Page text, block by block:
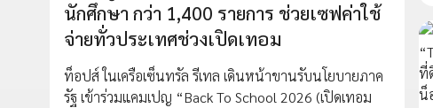
นักศึกษา กว่า 1,400 รายการ ช่วยเซฟค่าใช้
จ่ายทั่วประเทศช่วงเปิดเทอม
ท็อปส์ ในเครือเซ็นทรัล รีเทล เดินหน้าขานรับนโยบายภาค
รัฐ เข้าร่วมแคมเปญ “Back To School 2026 (เปิดเทอม